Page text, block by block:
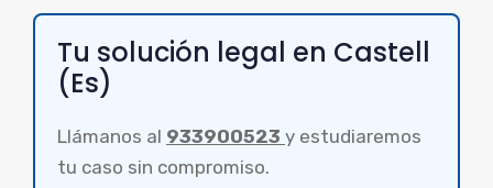
Tu solución legal en Castell
(Es)
Llámanos al 933900523 y estudiaremos
tu caso sin compromiso.